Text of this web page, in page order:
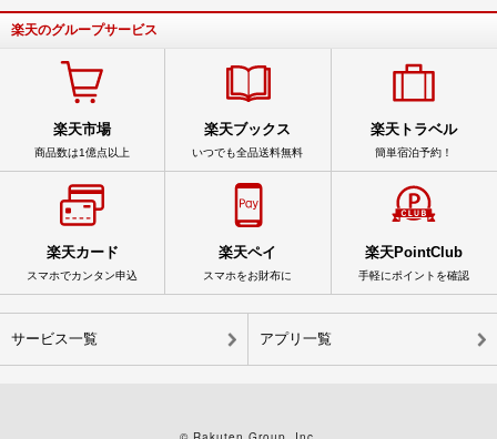
楽天のグループサービス
楽天市場
商品数は1億点以上
楽天ブックス
いつでも全品送料無料
楽天トラベル
簡単宿泊予約！
楽天カード
スマホでカンタン申込
楽天ペイ
スマホをお財布に
楽天PointClub
手軽にポイントを確認
サービス一覧 アプリ一覧